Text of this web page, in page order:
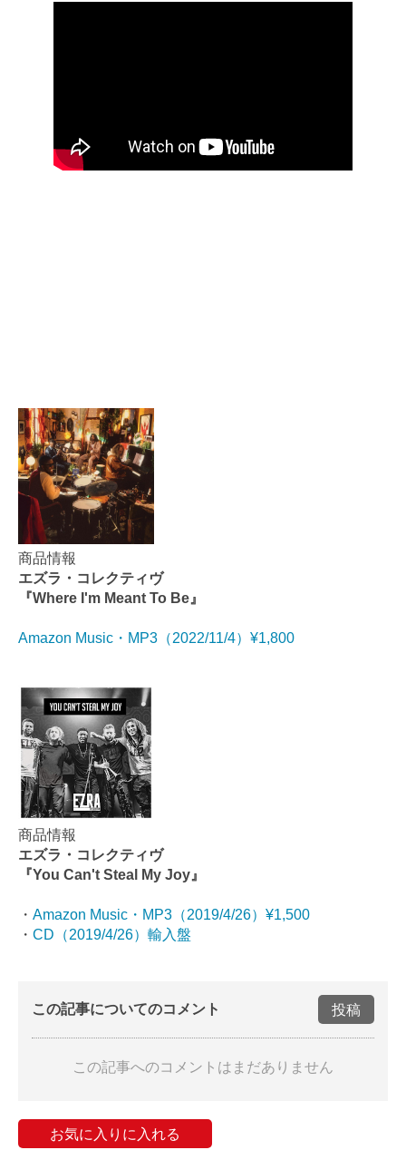
商品情報
エズラ・コレクティヴ
『Where I'm Meant To Be』
Amazon Music・MP3（2022/11/4）¥1,800
商品情報
エズラ・コレクティヴ
『You Can't Steal My Joy』
・ Amazon Music・MP3（2019/4/26）¥1,500
・ CD（2019/4/26）輸入盤
この記事についてのコメント 投稿
この記事へのコメントはまだありません
お気に入りに入れる